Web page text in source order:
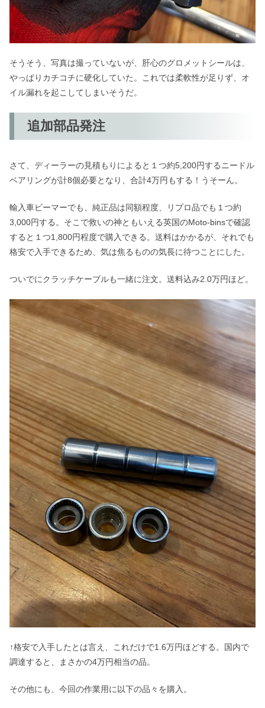
そうそう、写真は撮っていないが、肝心のグロメットシールは、
やっぱりカチコチに硬化していた。これでは柔軟性が足りず、オ
イル漏れを起こしてしまいそうだ。
追加部品発注
さて、ディーラーの見積もりによると１つ約5,200円するニードル
ベアリングが計8個必要となり、合計4万円もする！うそーん。
輸入車ビーマーでも、純正品は同額程度、リプロ品でも１つ約
3,000円する。そこで救いの神ともいえる英国のMoto-binsで確認
すると１つ1,800円程度で購入できる。送料はかかるが、それでも
格安で入手できるため、気は焦るものの気長に待つことにした。
ついでにクラッチケーブルも一緒に注文。送料込み2.0万円ほど。
↑格安で入手したとは言え、これだけで1.6万円ほどする。国内で
調達すると、まさかの4万円相当の品。
その他にも、今回の作業用に以下の品々を購入。